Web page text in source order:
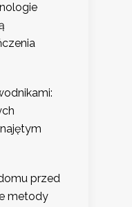
przed
metody